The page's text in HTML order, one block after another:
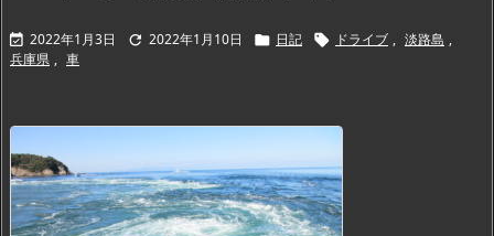
 2022年1月3日  2022年1月10日  日記  ドライブ , 淡路島 ,
兵庫県 , 車